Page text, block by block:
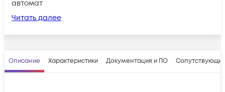
автомат
Читать далее
Описание Характеристики Документация и ПО